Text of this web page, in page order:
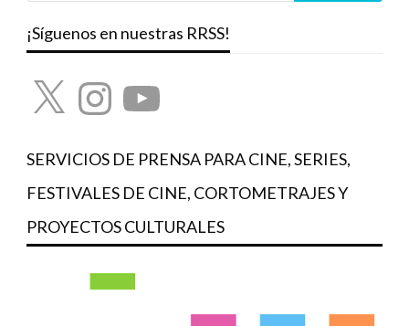
¡Síguenos en nuestras RRSS!
X InstagramYouTube
SERVICIOS DE PRENSA PARA CINE, SERIES,
FESTIVALES DE CINE, CORTOMETRAJES Y
PROYECTOS CULTURALES